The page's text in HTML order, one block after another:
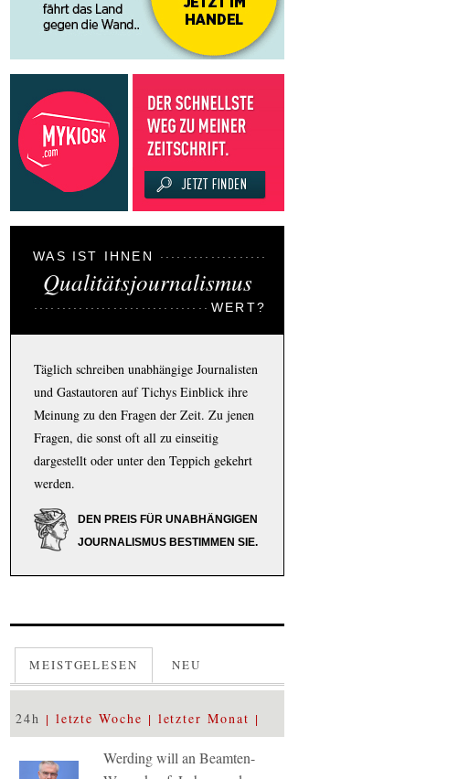
WAS IST IHNEN
Qualitätsjournalismus
WERT?
Täglich schreiben unabhängige Journalisten
und Gastautoren auf Tichys Einblick ihre
Meinung zu den Fragen der Zeit. Zu jenen
Fragen, die sonst oft all zu einseitig
dargestellt oder unter den Teppich gekehrt
werden.
DEN PREIS FÜR UNABHÄNGIGEN
JOURNALISMUS BESTIMMEN SIE.
MEISTGELESEN NEU
24h letzte Woche letzter Monat
Werding will an Beamten-